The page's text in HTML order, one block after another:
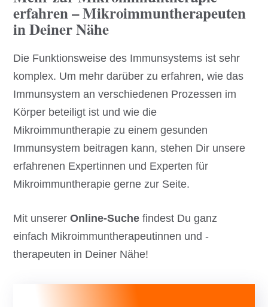
erfahren – Mikroimmuntherapeuten
in Deiner Nähe
Die Funktionsweise des Immunsystems ist sehr
komplex. Um mehr darüber zu erfahren, wie das
Immunsystem an verschiedenen Prozessen im
Körper beteiligt ist und wie die
Mikroimmuntherapie zu einem gesunden
Immunsystem beitragen kann, stehen Dir unsere
erfahrenen Expertinnen und Experten für
Mikroimmuntherapie gerne zur Seite.
Mit unsererOnline-Suche findest Du ganz
einfach Mikroimmuntherapeutinnen und -
therapeuten in Deiner Nähe!